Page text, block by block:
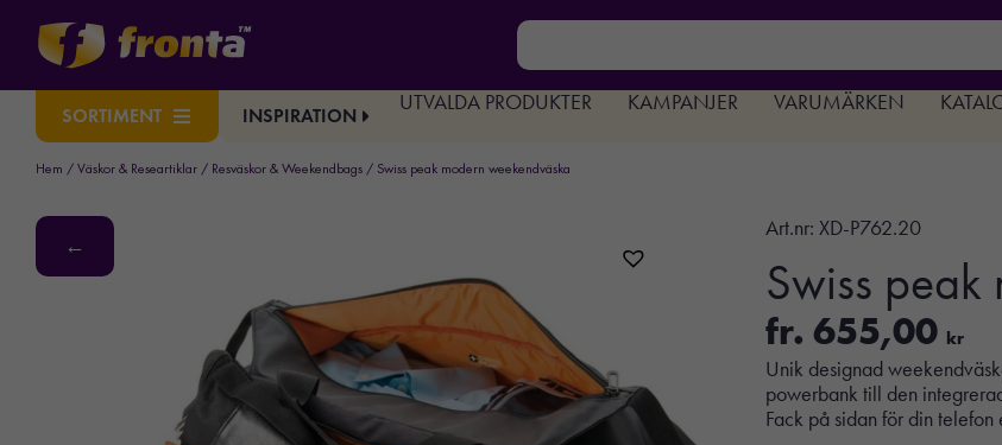
SORTIMENT INSPIRATION
UTVALDA PRODUKTER KAMPANJER VARUMÄRKEN
Hem / Väskor & Researtiklar / Resväskor & Weekendbags / Swiss peak modern weekendväska
←
Art.nr: XD-P762.20
Swiss peak
fr. 655,00 kr
Unik designad
powerbank till den
Fack på sidan för din